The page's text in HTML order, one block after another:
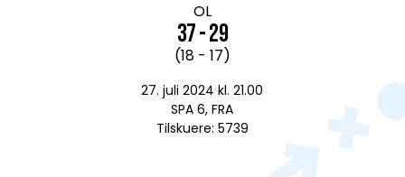
OL
37 - 29
(18 - 17)
27. juli 2024 kl. 21.00
SPA 6, FRA
Tilskuere: 5739